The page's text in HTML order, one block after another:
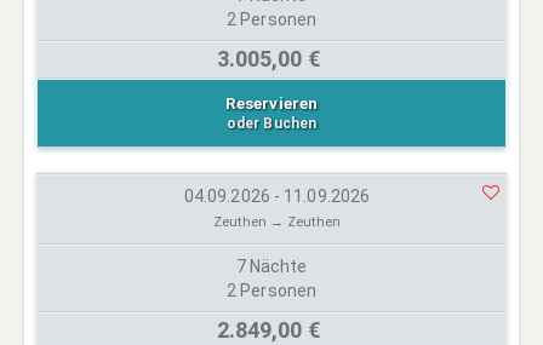
2 Personen
3.005,00 €
Reservieren
oder Buchen
04.09.2026 - 11.09.2026
Zeuthen → Zeuthen
7 Nächte
2 Personen
2.849,00 €